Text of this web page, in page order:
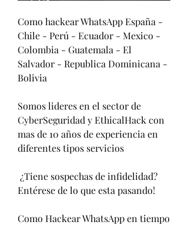
Como hackear WhatsApp España -
Chile - Perú - Ecuador - Mexico -
Colombia - Guatemala - El
Salvador - Republica Dominicana -
Bolivia
Somos lideres en el sector de
CyberSeguridad y EthicalHack con
mas de 10 años de experiencia en
Como Hackear WhatsApp en tiempo